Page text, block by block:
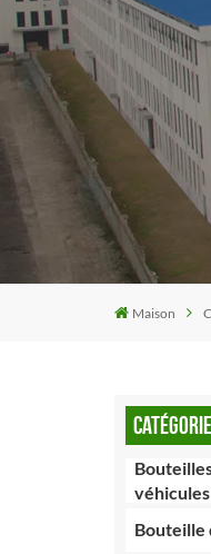
Maison
véhicules
Bouteille